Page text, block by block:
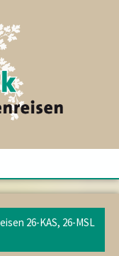
26-KAS, 26-MSL